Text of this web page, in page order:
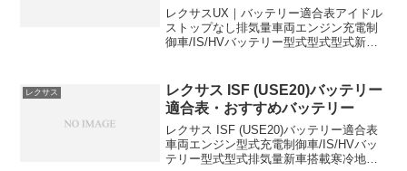
バッテリー
レクサスUX｜バッテリー適合表アイドル
ストップなし排気量車両エンジン充電制
御車/IS/HVバッテリー型式型式型式新車
MZAH15M20A-FXSH...
レクサス
レクサス ISF (USE20)バッテリー
適合表・おすすめバッテリー
レクサス ISF (USE20)バッテリー適合表
車両エンジン型式充電制御車/IS/HVバッ
テリー型式型式排気量新車搭載寒冷地仕